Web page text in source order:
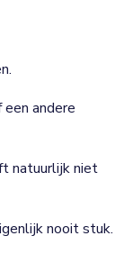
andere
natuurlijk niet
nooit stuk.